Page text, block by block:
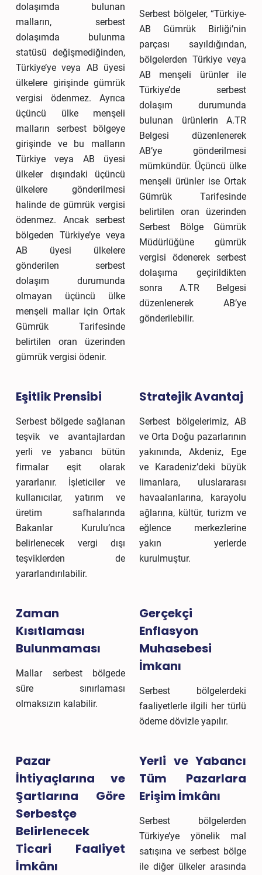
dolaşımda bulunan
malların, serbest
dolaşımda bulunma
statüsü değişmediğinden,
Türkiye’ye veya AB üyesi
ülkelere girişinde gümrük
vergisi ödenmez. Ayrıca
üçüncü ülke menşeli
malların serbest bölgeye
girişinde ve bu malların
Türkiye veya AB üyesi
ülkeler dışındaki üçüncü
ülkelere gönderilmesi
halinde de gümrük vergisi
ödenmez. Ancak serbest
bölgeden Türkiye’ye veya
AB üyesi ülkelere
gönderilen serbest
dolaşım durumunda
olmayan üçüncü ülke
menşeli mallar için Ortak
Gümrük Tarifesinde
belirtilen oran üzerinden
gümrük vergisi ödenir.
Serbest bölgeler, “Türkiye-
AB Gümrük Birliği’nin
parçası sayıldığından,
bölgelerden Türkiye veya
AB menşeli ürünler ile
Türkiye’de serbest
dolaşım durumunda
bulunan ürünlerin A.TR
Belgesi düzenlenerek
AB’ye gönderilmesi
mümkündür. Üçüncü ülke
menşeli ürünler ise Ortak
Gümrük Tarifesinde
belirtilen oran üzerinden
Serbest Bölge Gümrük
Müdürlüğüne gümrük
vergisi ödenerek serbest
dolaşıma geçirildikten
sonra A.TR Belgesi
düzenlenerek AB’ye
gönderilebilir.
Eşitlik Prensibi
Serbest bölgede sağlanan
teşvik ve avantajlardan
yerli ve yabancı bütün
firmalar eşit olarak
yararlanır. İşleticiler ve
kullanıcılar, yatırım ve
üretim safhalarında
Bakanlar Kurulu’nca
belirlenecek vergi dışı
teşviklerden de
yararlandırılabilir.
Stratejik Avantaj
Serbest bölgelerimiz, AB
ve Orta Doğu pazarlarının
yakınında, Akdeniz, Ege
ve Karadeniz’deki büyük
limanlara, uluslararası
havaalanlarına, karayolu
ağlarına, kültür, turizm ve
eğlence merkezlerine
yakın yerlerde
kurulmuştur.
Zaman
Kısıtlaması
Bulunmaması
Mallar serbest bölgede
süre sınırlaması
olmaksızın kalabilir.
Gerçekçi
Enflasyon
Muhasebesi
İmkanı
Serbest bölgelerdeki
faaliyetlerle ilgili her türlü
ödeme dövizle yapılır.
Pazar
İhtiyaçlarına ve
Şartlarına Göre
Serbestçe
Belirlenecek
Ticari Faaliyet
İmkânı
Yerli ve Yabancı
Tüm Pazarlara
Erişim İmkânı
Serbest bölgelerden
Türkiye’ye yönelik mal
satışına ve serbest bölge
ile diğer ülkeler arasında